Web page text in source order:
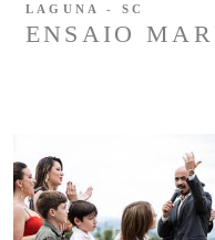
ENSAIO
LAGUNA - SC